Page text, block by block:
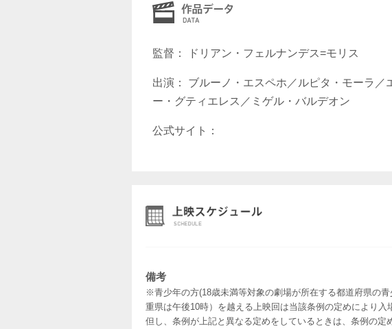
監督： ドリアン・フェルナンデス=モリス
出演： ブルーノ・エスペホ／ルピタ・モーラ／
ー・グティエレス／ミゲル・バルデオン
公式サイト：
備考
※青少年の方(18歳未満等対象の劇場が所在する都道府県の
重県は午後10時）を越える上映回は当該条例の定めにより入
但し、条例が上記と異なる定めをしているときは、条例の定